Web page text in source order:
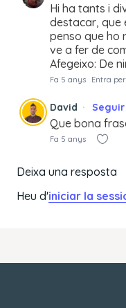
Hi ha tants i
destacar, que
penso que ho
ve a fer de
Afegeixo: De
Fa 5 anys Entra
David Seguir
Que bona
Fa 5 anys
Deixa una resposta
Heu d'iniciar la